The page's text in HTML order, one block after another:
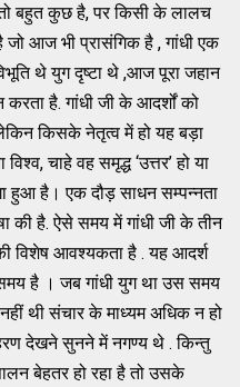
बहुत कुछ है, पर किसी के लालच
आज भी प्रासंगिक है , गांधी एक
थे युग दृष्टा थे ,आज पूरा जहान
है. गांधी जी के आदर्शों को
किसके नेतृत्व में हो यह बड़ा
चाहे वह समृद्ध ‘उत्तर’ हो या
हुआ है। एक दौड़ साधन सम्पन्नता
की है. ऐसे समय में गांधी जी के तीन
विशेष आवश्यकता है . यह आदर्श
है । जब गांधी युग था उस समय
थी संचार के माध्यम अधिक न हो
देखने सुनने में नगण्य थे . किन्तु
बेहतर हो रहा है तो उसके